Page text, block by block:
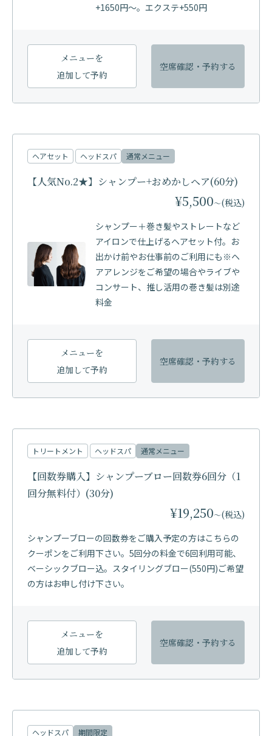
+1650円〜。エクステ+550円
空席確認・ 予約する
メニューを
追加して予約
ヘアセット ヘッドスパ 通常メニュー
【人気No.2★】シャンプー+おめかしヘア(60分)
¥5,500〜(税込)
シャンプー＋巻き髪やストレートなど
アイロンで仕上げるヘアセット付。お
出かけ前やお仕事前のご利用にも※ヘ
アアレンジをご希望の場合やライブや
コンサート、推し活用の巻き髪は別途
料金
空席確認・ 予約する
メニューを
追加して予約
トリートメント ヘッドスパ 通常メニュー
【回数券購入】シャンプーブロー回数券6回分（1
回分無料付）(30分)
¥19,250〜(税込)
シャンプーブローの回数券をご購入予定の方はこちらの
クーポンをご利用下さい。5回分の料金で6回利用可能、
ベーシックブロー込。スタイリングブロー(550円)ご希望
の方はお申し付け下さい。
空席確認・ 予約する
メニューを
追加して予約
ヘッドスパ 期間限定